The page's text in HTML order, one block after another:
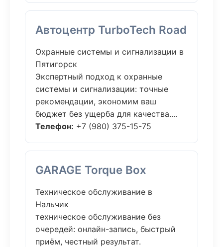
Автоцентр TurboTech Road
Охранные системы и сигнализации в
Пятигорск
Экспертный подход к охранные
системы и сигнализации: точные
рекомендации, экономим ваш
бюджет без ущерба для качества....
Телефон: +7 (980) 375-15-75
GARAGE Torque Box
Техническое обслуживание в
Нальчик
техническое обслуживание без
очередей: онлайн-запись, быстрый
приём, честный результат.